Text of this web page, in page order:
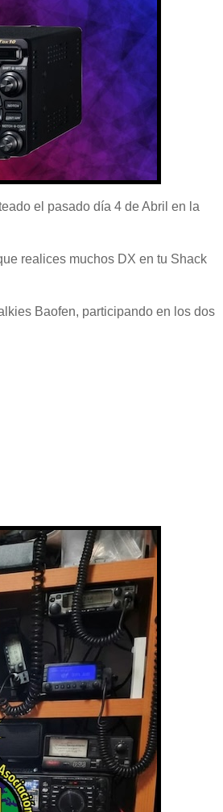
el pasado día 4 de Abril en la
realices muchos DX en tu Shack
Baofen, participando en los dos